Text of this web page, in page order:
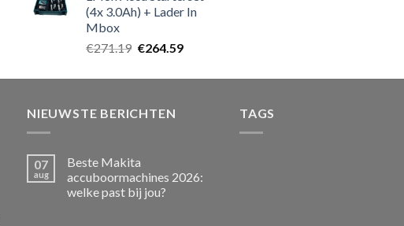
(4x 3.0Ah) + Lader In
Mbox
€271.19 Oorspronkelijke
was:
€264.59Huidige
is:
NIEUWSTE BERICHTEN
07
aug
Beste Makita
accuboormachines 2026:
welke past bij jou?
TAGS